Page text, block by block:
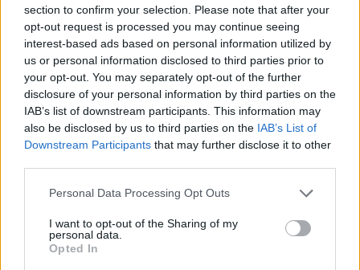
section to confirm your selection. Please note that after your
opt-out request is processed you may continue seeing
interest-based ads based on personal information utilized by
us or personal information disclosed to third parties prior to
your opt-out. You may separately opt-out of the further
disclosure of your personal information by third parties on the
IAB’s list of downstream participants. This information may
also be disclosed by us to third parties on the IAB’s List of
Downstream Participants that may further disclose it to other
Personal Data Processing Opt Outs
I want to opt-out of the Sharing of my
personal data.
Opted In
Paroles + Traduction
Vidéos
Commentaires
Télécharger légalement les MP3 sur
Télécharger légalement les MP3 ou trouver le CD sur